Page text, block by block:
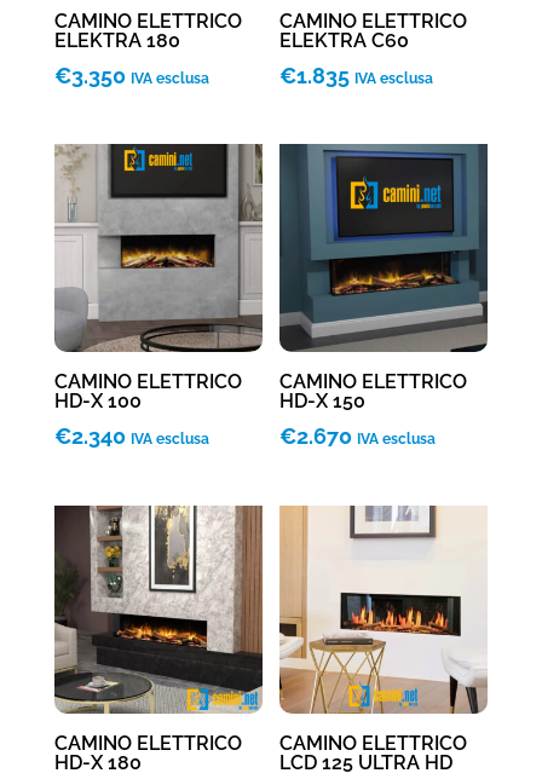
CAMINO ELETTRICO
ELEKTRA 180
€3.350 IVA esclusa
CAMINO ELETTRICO
ELEKTRA C60
€1.835 IVA esclusa
CAMINO ELETTRICO
HD-X 100
€2.340 IVA esclusa
CAMINO ELETTRICO
HD-X 150
€2.670 IVA esclusa
CAMINO ELETTRICO
HD-X 180
CAMINO ELETTRICO
LCD 125 ULTRA HD